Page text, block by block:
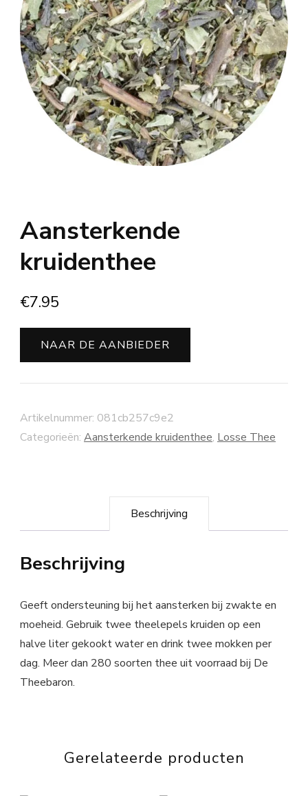
Aansterkende
kruidenthee
€7.95
NAAR DE AANBIEDER
Artikelnummer: 081cb257c9e2
Categorieën: Aansterkende kruidenthee, Losse Thee
Beschrijving
Beschrijving
Geeft ondersteuning bij het aansterken bij zwakte en
moeheid. Gebruik twee theelepels kruiden op een
halve liter gekookt water en drink twee mokken per
dag. Meer dan 280 soorten thee uit voorraad bij De
Theebaron.
Gerelateerde producten